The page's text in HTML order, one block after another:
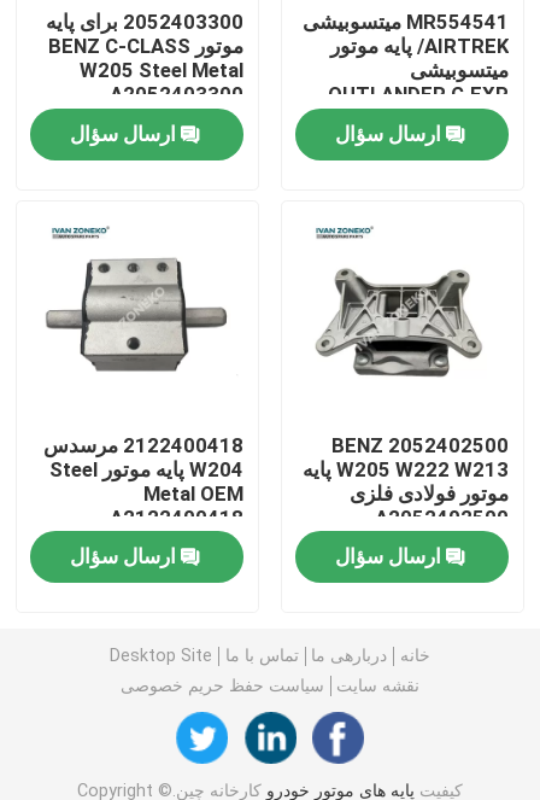
کنترل کیفیت
با ما تماس بگیرید
پایه های موتور خودرو
نصب موتور لاستیکی
نصب موتور هیوندای
لینک نوار تثبیت کننده
MR554541 میتسوبیشی
AIRTREK/ پایه موتور
میتسوبیشی
OUTLANDER G.EXP
ارسال سؤال
2052403300 برای پایه
موتور BENZ C-CLASS
W205 Steel Metal
A2052403300
ارسال سؤال
2052402500 BENZ
W205 W222 W213 پایه
موتور فولادی فلزی
A2052402500
ارسال سؤال
2122400418 مرسدس
W204 پایه موتور Steel
Metal OEM
A2122400418
ارسال سؤال
خانه دربارهی ما تماس با ما
Desktop Site
نقشه سایت
سیاست حفظ حریم خصوصی
کیفیت پایه های موتور خودرو کارخانه چین.Copyright ©